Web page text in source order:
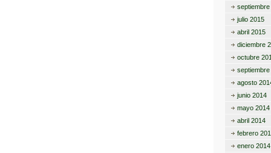
septiembre
julio 2015
abril 2015
diciembre
octubre
septiembre
agosto
junio 2014
mayo 2014
abril 2014
febrero
enero 2014